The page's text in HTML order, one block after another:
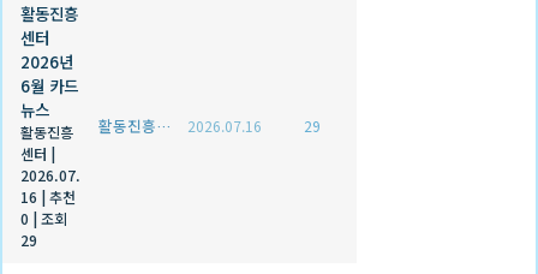
활동진흥
센터
2026년
6월 카드
뉴스
활동진흥
센터 |
2026.07.
16 |추천
0 |조회
29
활동진흥센터 2026.07.16 29